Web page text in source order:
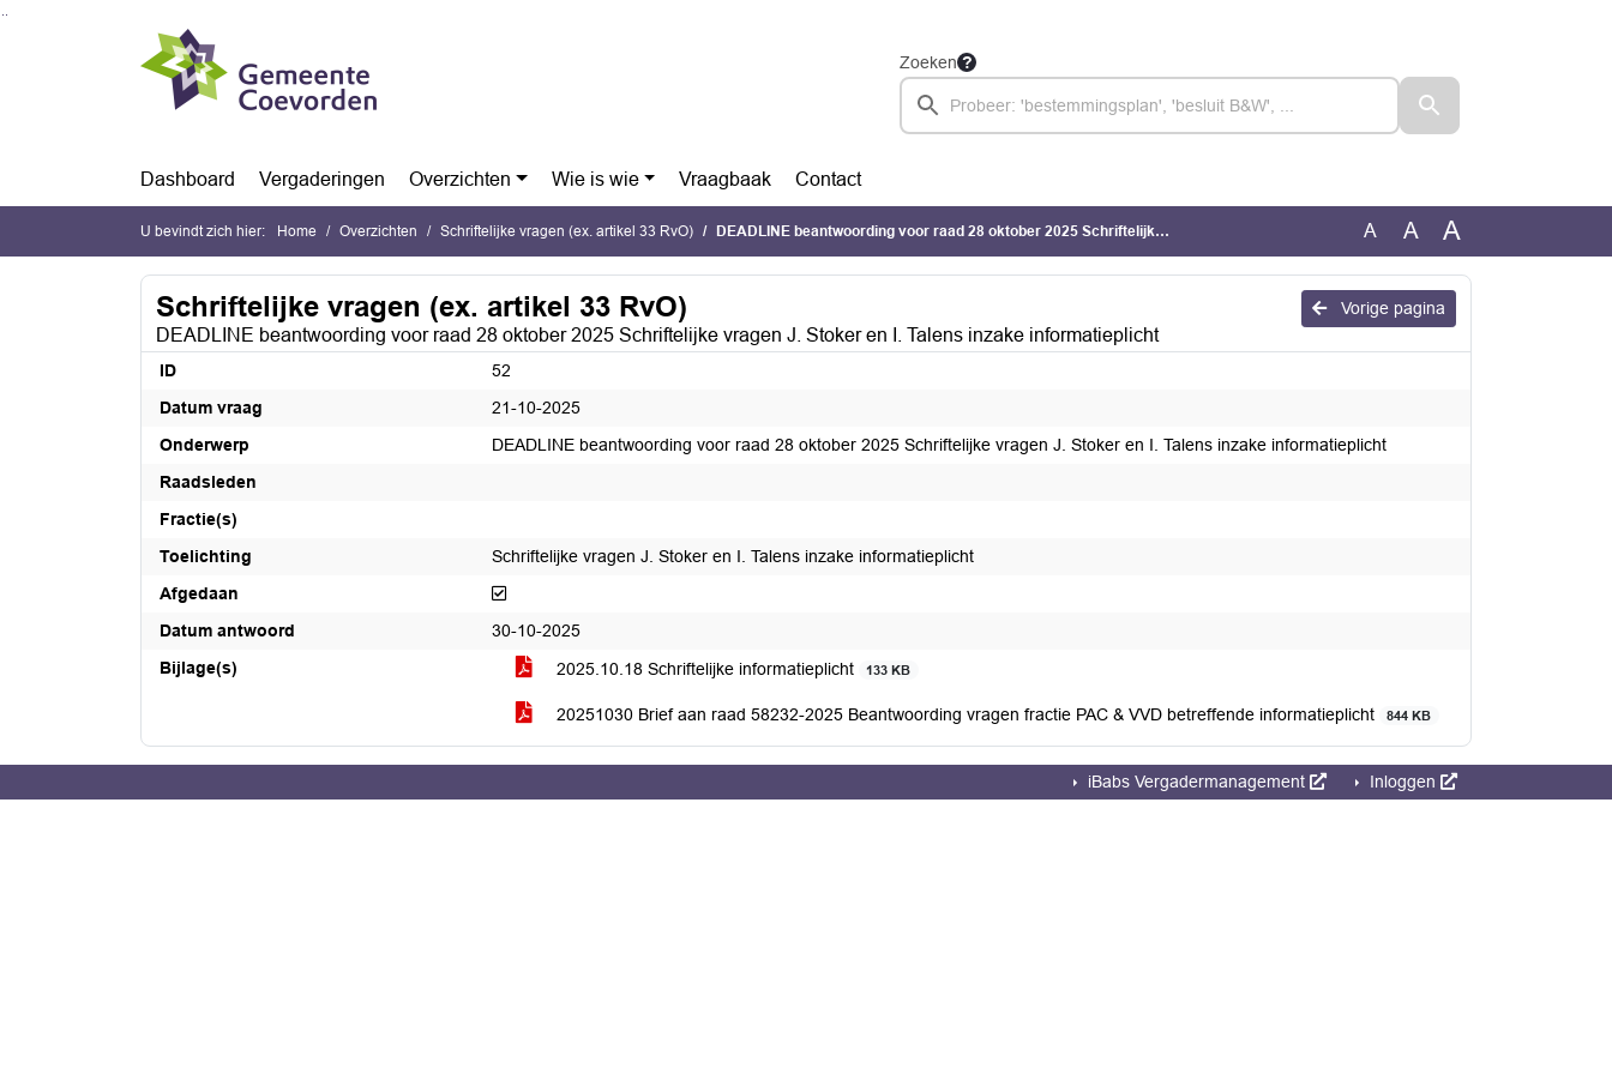
Ga naar de inhoud van deze pagina
Ga naar het zoeken
Ga naar het menu
Zoeken
Dashboard Vergaderingen Overzichten Wie is wie Vraagbaak Contact
U bevindt zich hier: Home Overzichten Schriftelijke vragen (ex. artikel 33 RvO) DEADLINE beantwoording voor raad 28 oktober 2025 Schriftelijke vragen J. Stoker en I. Talens inzake informatieplicht A A A
Vorige pagina
Schriftelijke vragen (ex. artikel 33 RvO)
DEADLINE beantwoording voor raad 28 oktober 2025 Schriftelijke vragen J. Stoker en I. Talens inzake informatieplicht
ID
52
Datum vraag
21-10-2025
Onderwerp
DEADLINE beantwoording voor raad 28 oktober 2025 Schriftelijke vragen J. Stoker en I. Talens inzake informatieplicht
Raadsleden
Fractie(s)
Toelichting
Schriftelijke vragen J. Stoker en I. Talens inzake informatieplicht
Afgedaan
Afgedaan
Datum antwoord
30-10-2025
Bijlage(s)
2025.10.18 Schriftelijke informatieplicht 133 KB
20251030 Brief aan raad 58232-2025 Beantwoording vragen fractie PAC & VVD betreffende informatieplicht 844 KB
iBabs Vergadermanagement Inloggen